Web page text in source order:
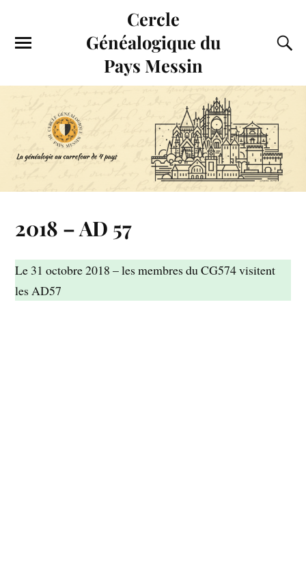
Cercle
Généalogique du
Pays Messin
2018 – AD 57
Le 31 octobre 2018 – les membres du CG574 visitent
les AD57